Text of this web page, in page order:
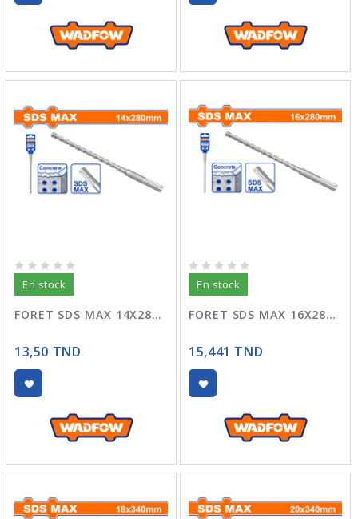
En stock
FORET SDS MAX 14X280 WHD01426
13,50 TND
En stock
FORET SDS MAX 16X280 WHD01626
15,441 TND